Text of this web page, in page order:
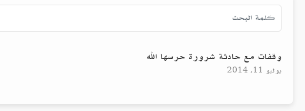
وقفات مع حادثة شرورة حرسها الله
يوليو 11, 2014